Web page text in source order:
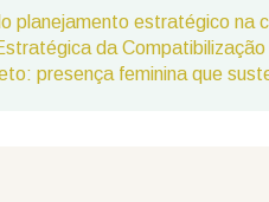
planejamento estratégico na
da
presença feminina que